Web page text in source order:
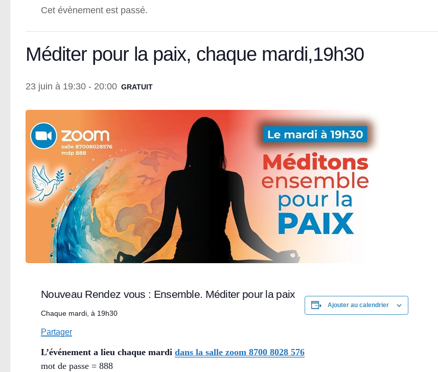
Cet évènement est passé.
Méditer pour la paix, chaque mardi,19h30
23 juin à 19:30 - 20:00 GRATUIT
Nouveau Rendez vous : Ensemble. Méditer pour la paix
Chaque mardi, à 19h30
Partager
L’événement a lieu chaque mardi dans la salle zoom 8700 8028 576
mot de passe = 888
Ajouter au calendrier